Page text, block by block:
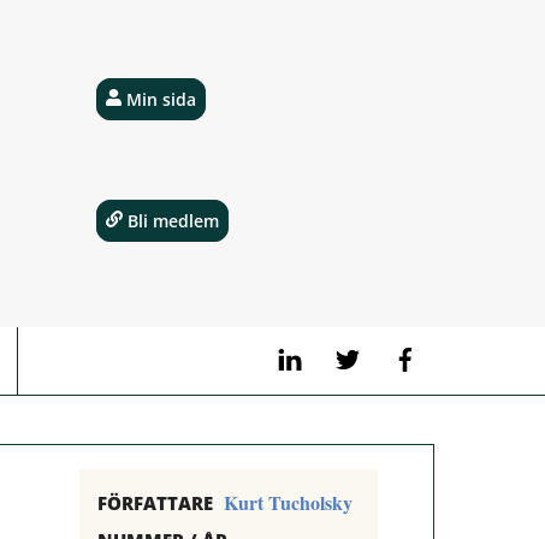
LinkedIn Twitter
Min sida
Bli medlem
FÖRFATTARE Kurt Tucholsky